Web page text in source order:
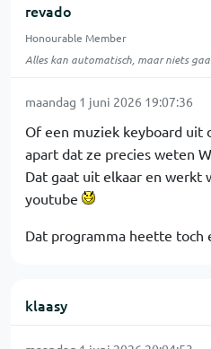
revado
Honourable Member
Alles kan automatisch, maar niets
maandag 1 juni 2026 19:07:36
Of een muziek keyboard uit
apart dat ze precies weten
Dat gaat uit elkaar en werkt
youtube
Dat programma heette toch
klaasy